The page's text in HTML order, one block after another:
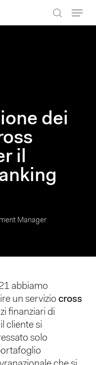
dei
il
Manager
abbiamo
un servizio cross
finanziari di
cliente si
solo